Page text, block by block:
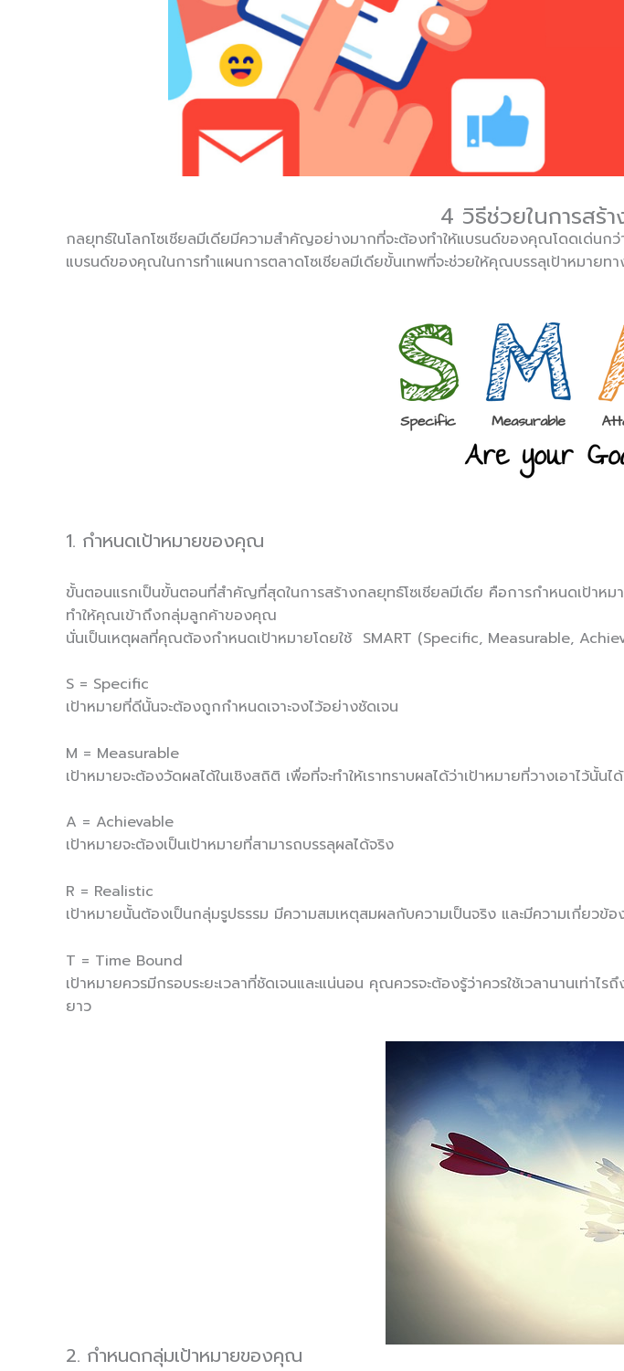
4 วิธีช่วยในการสร้
กลยุทธ์ในโลกโซเชียลมีเดียมีความสำคัญอย่างมากที่จะต้องทำให้แบรนด์ของคุณโดดเด่น
แบรนด์ของคุณในการทำแผนการตลาดโซเชียลมีเดียขั้นเทพที่จะช่วยให้คุณบรรลุเป้าหมาย
1. กำหนดเป้าหมายของคุณ
ขั้นตอนแรกเป็นขั้นตอนที่สำคัญที่สุดในการสร้างกลยุทธ์โซเชียลมีเดีย คือการกำหนดเป้าห
ทำให้คุณเข้าถึงกลุ่มลูกค้าของคุณ
นั่นเป็นเหตุผลที่คุณต้องกำหนดเป้าหมายโดยใช้ SMART (Specific, Measurable,
​S = Specific
เป้าหมายที่ดีนั้นจะต้องถูกกำหนดเจาะจงไว้อย่างชัดเจน
​M = Measurable
เป้าหมายจะต้องวัดผลได้ในเชิงสถิติ เพื่อที่จะทำให้เราทราบผลได้ว่าเป้าหมายที่วางเอาไว้นั้น
​A = Achievable
เป้าหมายจะต้องเป็นเป้าหมายที่สามารถบรรลุผลได้จริง
​R = Realistic
เป้าหมายนั้นต้องเป็นกลุ่มรูปธรรม มีความสมเหตุสมผลกับความเป็นจริง และมีความเกี่ยว
​T = Time Bound
เป้าหมายควรมีกรอบระยะเวลาที่ชัดเจนและแน่นอน คุณควรจะต้องรู้ว่าควรใช้เวลานานเท่าไ
ยาว
2. กำหนดกลุ่มเป้าหมายของคุณ